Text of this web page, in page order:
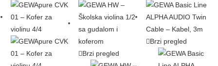
Brzi pregled
Brzi pregled